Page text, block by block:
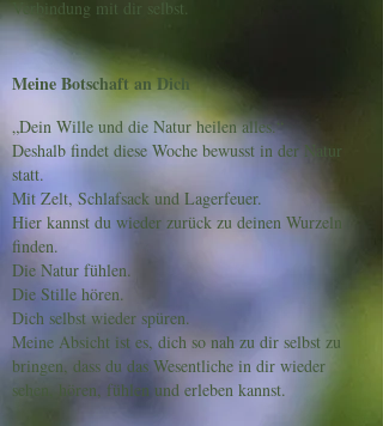
Verbindung mit dir selbst.
Meine Botschaft an Dich
„Dein Wille und die Natur heilen alles.“
Deshalb findet diese Woche bewusst in der Natur
statt.
Mit Zelt, Schlafsack und Lagerfeuer.
Hier kannst du wieder zurück zu deinen Wurzeln
finden.
Die Natur fühlen.
Die Stille hören.
Dich selbst wieder spüren.
Meine Absicht ist es, dich so nah zu dir selbst zu
bringen, dass du das Wesentliche in dir wieder
sehen, hören, fühlen und erleben kannst.